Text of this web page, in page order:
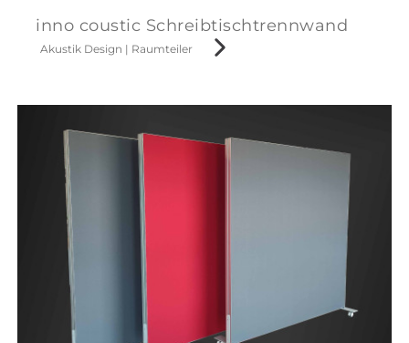
inno coustic Schreibtischtrennwand
Akustik Design | Raumteiler